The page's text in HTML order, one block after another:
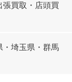
張買取・店頭買
・埼玉県・群馬